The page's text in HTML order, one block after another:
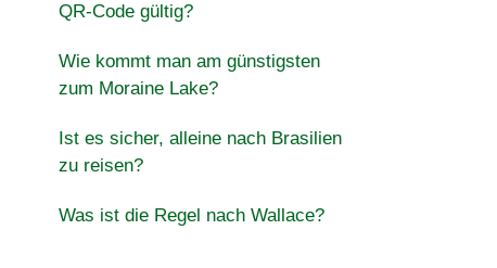
QR-Code gültig?
Wie kommt man am günstigsten
zum Moraine Lake?
Ist es sicher, alleine nach Brasilien
zu reisen?
Was ist die Regel nach Wallace?